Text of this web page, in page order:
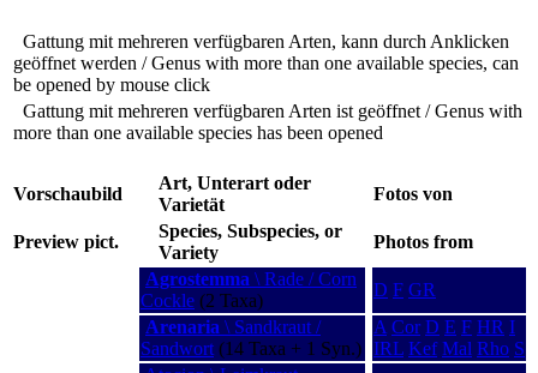
Gattung mit mehreren verfügbaren Arten, kann durch Anklicken
geöffnet werden / Genus with more than one available species, can
be opened by mouse click
Gattung mit mehreren verfügbaren Arten ist geöffnet / Genus with
more than one available species has been opened
Vorschaubild
Art, Unterart oder
Varietät
Fotos von
Preview pict.
Species, Subspecies, or
Variety
Photos from
Agrostemma \ Rade / Corn
Cockle (2 Taxa)
D F GR
Arenaria \ Sandkraut /
Sandwort (14 Taxa + 1 Syn.)
A Cor D E F HR I
IRL Kef Mal Rho S